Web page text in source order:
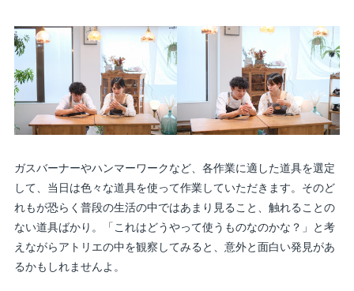
ガスバーナーやハンマーワークなど、各作業に適した道具を選定
して、当日は色々な道具を使って作業していただきます。そのど
れもが恐らく普段の生活の中ではあまり見ること、触れることの
ない道具ばかり。「これはどうやって使うものなのかな？」と考
えながらアトリエの中を観察してみると、意外と面白い発見があ
るかもしれませんよ。